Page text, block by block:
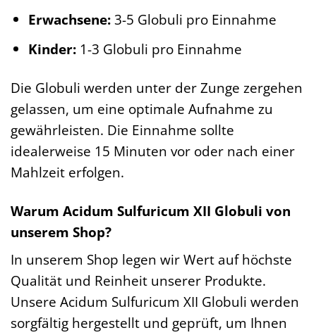
Erwachsene:3-5 Globuli pro Einnahme
Kinder:1-3 Globuli pro Einnahme
Die Globuli werden unter der Zunge zergehen
gelassen, um eine optimale Aufnahme zu
gewährleisten. Die Einnahme sollte
idealerweise 15 Minuten vor oder nach einer
Mahlzeit erfolgen.
Warum Acidum Sulfuricum XII Globuli von
unserem Shop?
In unserem Shop legen wir Wert auf höchste
Qualität und Reinheit unserer Produkte.
Unsere Acidum Sulfuricum XII Globuli werden
sorgfältig hergestellt und geprüft, um Ihnen